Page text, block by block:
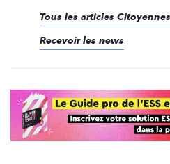
Tous les articles
Recevoir les news